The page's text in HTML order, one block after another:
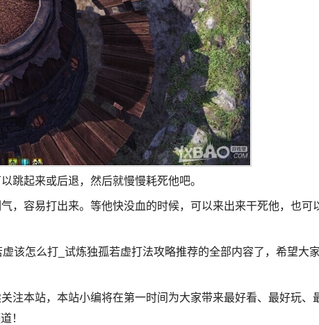
跳起来或后退，然后就慢慢耗死他吧。
，容易打出来。等他快没血的时候，可以来出来干死他，也可
该怎么打_试炼独孤若虚打法攻略推荐的全部内容了，希望大
注本站，本站小编将在第一时间为大家带来最好看、最好玩、
！